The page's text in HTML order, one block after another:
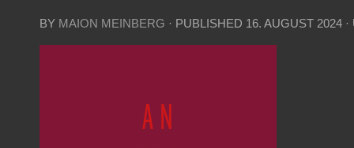
BY MAION MEINBERG · PUBLISHED 16. AUGUST 2024